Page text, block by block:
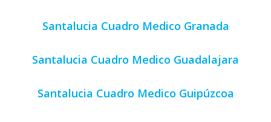
Santalucia Cuadro Medico Granada
Santalucia Cuadro Medico Guadalajara
Santalucia Cuadro Medico Guipúzcoa